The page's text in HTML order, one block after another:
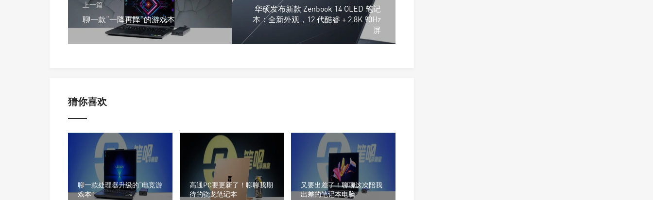
上一篇
聊一款“一降再降”的游戏本
华硕发布新款 Zenbook 14 OLED 笔记
本：全新外观，12 代酷睿 + 2.8K 90Hz
屏
猜你喜欢
聊一款处理器升级的“电竞游
戏本”
高通PC要更新了！聊聊我期
待的骁龙笔记本
又要出差了！聊聊这次陪我
出差的笔记本电脑